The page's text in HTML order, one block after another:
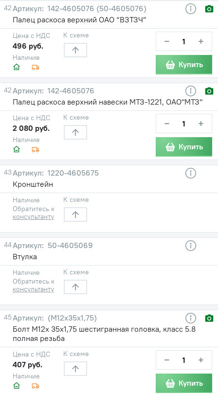
42
142-4605076 (50-4605076)
Палец раскоса верхний ОАО “ВЗТЗЧ”
Наличие
Цена с НДС
496 руб.
К схеме − +
Купить
42
142-4605076
Палец раскоса верхний навески МТЗ-1221, ОАО"МТЗ"
Наличие
Цена с НДС
2 080 руб.
К схеме − +
Купить
43
1220-4605675
Кронштейн
Наличие
Обратитесь к
консультанту
К схеме
44
50-4605069
Втулка
Наличие
Обратитесь к
консультанту
К схеме
45
(М12х35х1,75)
Болт М12х 35х1,75 шестигранная головка, класс 5.8
полная резьба
Наличие
Цена с НДС
407 руб.
К схеме − +
Купить